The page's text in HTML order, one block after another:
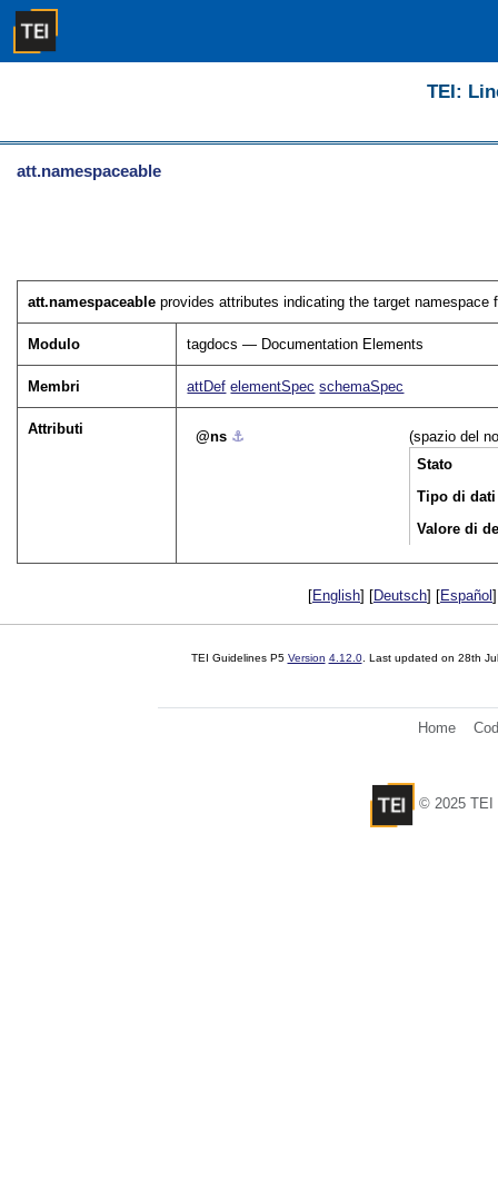
TEI:
att.namespaceable
att.namespaceable provides attributes indicating the target namespace
Modulo tagdocs — Documentation Elements
Membri attDef elementSpec schemaSpec
Attributi ns ⚓︎
(spazio del
Stato
Tipo di dati
Valore di
[English] [Deutsch] [Español
TEI Guidelines P5 Version 4.12.0. Last updated on 28th
Home
© 2025